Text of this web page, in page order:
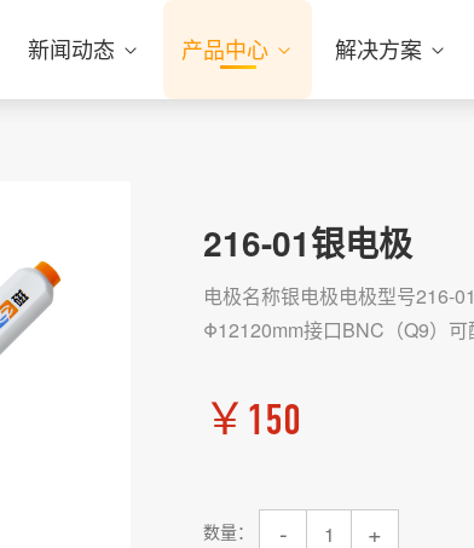
新闻动态 产品中心 解决方案
216-01银电极
电极名称银电极电极型号216-
Φ12120mm接口BNC（Q9）
￥ 150
数量： - +